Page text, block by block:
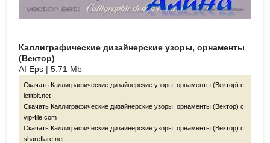
Каллиграфические дизайнерские узоры, орнаменты
(Вектор)
AI Eps | 5.71 Mb
Скачать Каллиграфические дизайнерские узоры, орнаменты (Вектор) с
letitbit.net
Скачать Каллиграфические дизайнерские узоры, орнаменты (Вектор) с
vip-file.com
Скачать Каллиграфические дизайнерские узоры, орнаменты (Вектор) с
shareflare.net